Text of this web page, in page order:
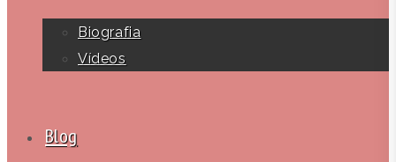
Biografia
Vídeos
Blog